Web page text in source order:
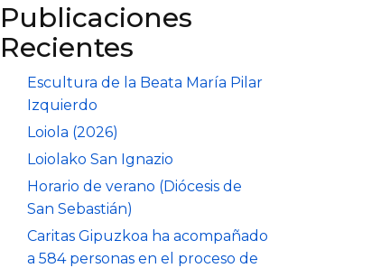
Publicaciones
Recientes
Escultura de la Beata María Pilar
Izquierdo
Loiola (2026)
Loiolako San Ignazio
Horario de verano (Diócesis de
San Sebastián)
Caritas Gipuzkoa ha acompañado
a 584 personas en el proceso de